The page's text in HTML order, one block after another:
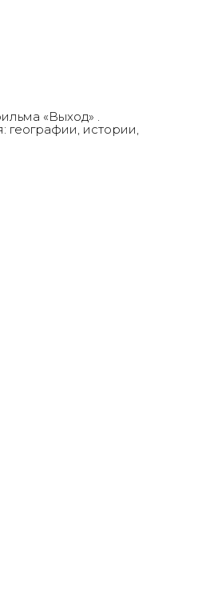
«Выход» .
истории,